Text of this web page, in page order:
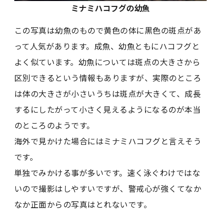
ミナミハコフグの幼魚
この写真は幼魚のもので黄色の体に黒色の斑点があ
って人気があります。成魚、幼魚ともにハコフグと
よく似ています。幼魚については斑点の大きさから
区別できるという情報もありますが、実際のところ
は体の大きさが小さいうちは斑点が大きくて、成長
するにしたがって小さく見えるようになるのが本当
のところのようです。
海外で見かけた場合にはミナミハコフグと言えそう
です。
単独でみかける事が多いです。速く泳ぐわけではな
いので撮影はしやすいですが、警戒心が強くてなか
なか正面からの写真はとれないです。